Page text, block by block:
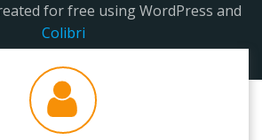
for free using WordPress and
Colibri